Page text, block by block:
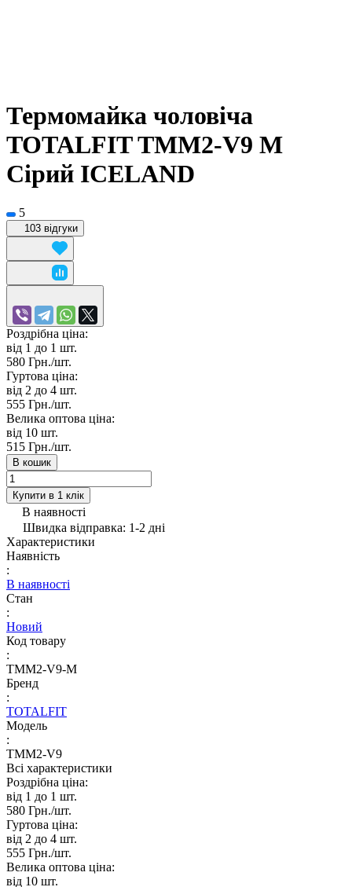
Термомайка чоловіча
TOTALFIT TMM2-V9 M
Сірий ICELAND
5
103 відгуки
Роздрібна ціна:
від 1 до 1 шт.
580 Грн./шт.
Гуртова ціна:
від 2 до 4 шт.
555 Грн./шт.
Велика оптова ціна:
від 10 шт.
515 Грн./шт.
В кошик
Купити в 1 клік
В наявності
Швидка відправка: 1-2 дні
Характеристики
Наявність
:
В наявності
Стан
:
Новий
Код товару
:
TMM2-V9-M
Бренд
:
TOTALFIT
Модель
:
TMM2-V9
Всі характеристики
Роздрібна ціна:
від 1 до 1 шт.
580 Грн./шт.
Гуртова ціна:
від 2 до 4 шт.
555 Грн./шт.
Велика оптова ціна:
від 10 шт.